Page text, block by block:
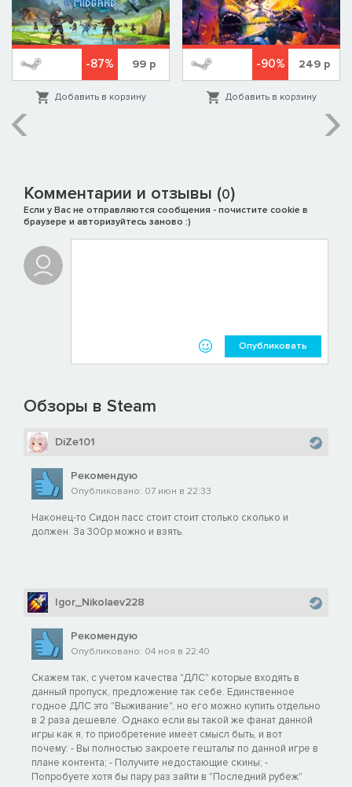
-87% 99р
Добавить в корзину
-90% 249р
Добавить в корзину
Комментарии и отзывы (0)
Если у Вас не отправляются сообщения - почистите cookie в
браузере и авторизуйтесь заново :)
Опубликовать
Обзоры в Steam
DiZe101
Рекомендую
Опубликовано: 07 июн в 22:33
Наконец-то Сидон пасс стоит стоит столько сколько и
должен. За 300р можно и взять.
Igor_Nikolaev228
Рекомендую
Опубликовано: 04 ноя в 22:40
Скажем так, с учетом качества "ДЛС" которые входять в
данный пропуск, предложение так себе. Единственное
годное ДЛС это "Выживание", но его можно купить отдельно
в 2 раза дешевле. Однако если вы такой же фанат данной
игры как я, то приобретение имеет смысл быть, и вот
почему: - Вы полностью закроете гештальт по данной игре в
плане контента; - Получите недостающие скины; -
Попробуете хотя бы пару раз зайти в "Последний рубеж"